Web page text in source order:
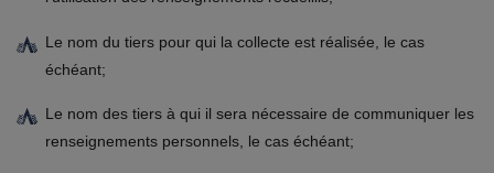
Le nom du tiers pour qui la collecte est réalisée, le cas
échéant;
Le nom des tiers à qui il sera nécessaire de communiquer les
renseignements personnels, le cas échéant;